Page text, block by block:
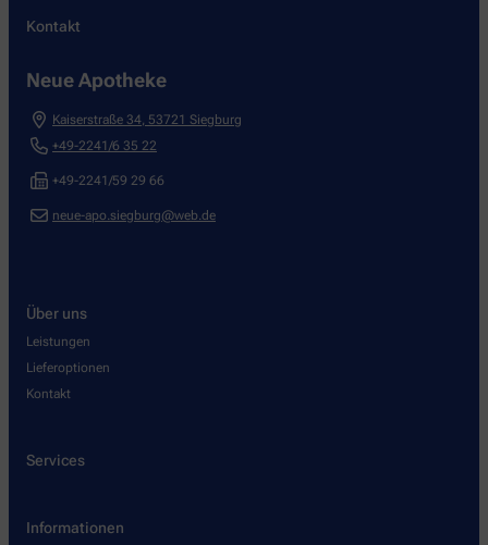
Kontakt
Neue Apotheke
Kaiserstraße 34, 53721 Siegburg
+49-2241/6 35 22
+49-2241/59 29 66
neue-apo.siegburg@web.de
Über uns
Leistungen
Lieferoptionen
Kontakt
Services
Informationen